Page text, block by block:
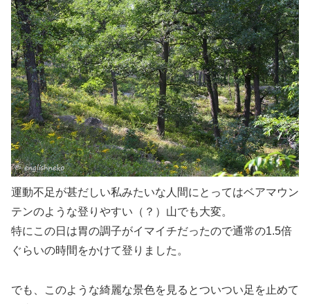
運動不足が甚だしい私みたいな人間にとってはベアマウン
テンのような登りやすい（？）山でも大変。
特にこの日は胃の調子がイマイチだったので通常の1.5倍
ぐらいの時間をかけて登りました。
でも、このような綺麗な景色を見るとついつい足を止めて